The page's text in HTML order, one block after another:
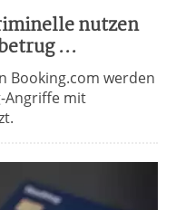
nutzen
...
Booking.com werden
Angriffe mit